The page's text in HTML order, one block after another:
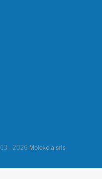
- 2026 Molekola srls